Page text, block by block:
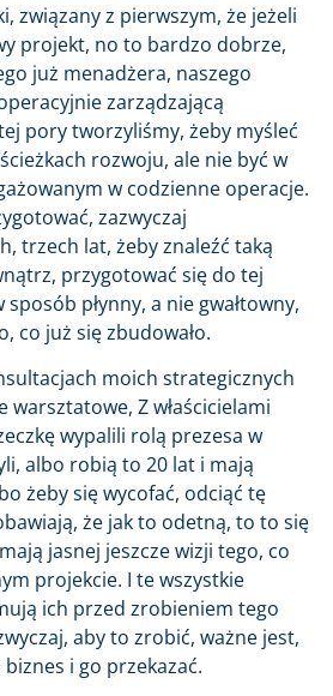
związany z pierwszym, że jeżeli
projekt, no to bardzo dobrze,
już menadżera, naszego
zarządzającą
pory tworzyliśmy, żeby myśleć
rozwoju, ale nie być w
w codzienne operacje.
zazwyczaj
trzech lat, żeby znaleźć taką
przygotować się do tej
płynny, a nie gwałtowny,
co już się zbudowało.
moich strategicznych
warsztatowe, Z właścicielami
wypalili rolą prezesa w
albo robią to 20 lat i mają
żeby się wycofać, odciąć tę
że jak to odetną, to to się
jasnej jeszcze wizji tego, co
projekcie. I te wszystkie
ich przed zrobieniem tego
aby to zrobić, ważne jest,
i go przekazać.